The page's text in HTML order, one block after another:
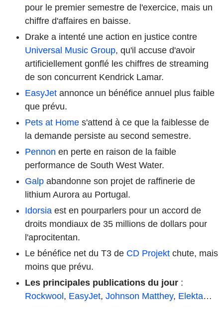
pour le premier semestre de l'exercice, mais un
chiffre d'affaires en baisse.
Drake a intenté une action en justice contre
Universal Music Group, qu'il accuse d'avoir
artificiellement gonflé les chiffres de streaming
de son concurrent Kendrick Lamar.
EasyJet annonce un bénéfice annuel plus faible
que prévu.
Pets at Home s'attend à ce que la faiblesse de
la demande persiste au second semestre.
Pennon en perte en raison de la faible
performance de South West Water.
Galp abandonne son projet de raffinerie de
lithium Aurora au Portugal.
Idorsia est en pourparlers pour un accord de
droits mondiaux de 35 millions de dollars pour
l'aprocitentan.
Le bénéfice net du T3 de CD Projekt chute, mais
moins que prévu.
Les principales publications du jour :
Rockwool, EasyJet, Johnson Matthey, Elekta…